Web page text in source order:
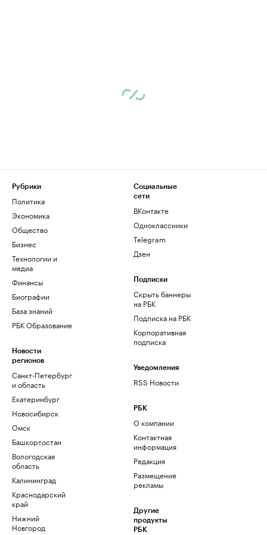
Рубрики
Политика
Экономика
Общество
Бизнес
Технологии и
медиа
Финансы
Биографии
База знаний
РБК Образование
Новости
регионов
Санкт-Петербург
и область
Екатеринбург
Новосибирск
Омск
Башкортостан
Вологодская
область
Калининград
Краснодарский
край
Нижний
Новгород
Социальные
сети
ВКонтакте
Одноклассники
Telegram
Дзен
Подписки
Скрыть баннеры
на РБК
Подписка на РБК
Корпоративная
подписка
Уведомления
RSS Новости
РБК
О компании
Контактная
информация
Редакция
Размещение
рекламы
Другие
продукты
РБК